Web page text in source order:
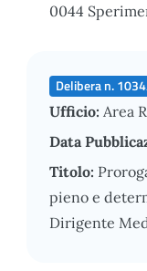
0044
Delibera n.
Ufficio: Area
Data
Titolo:
pieno e
Dirigente